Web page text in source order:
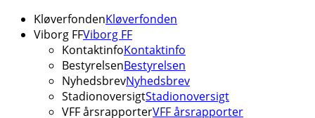
KløverfondenKløverfonden
Viborg FFViborg FF
KontaktinfoKontaktinfo
BestyrelsenBestyrelsen
NyhedsbrevNyhedsbrev
StadionoversigtStadionoversigt
VFF årsrapporterVFF årsrapporter